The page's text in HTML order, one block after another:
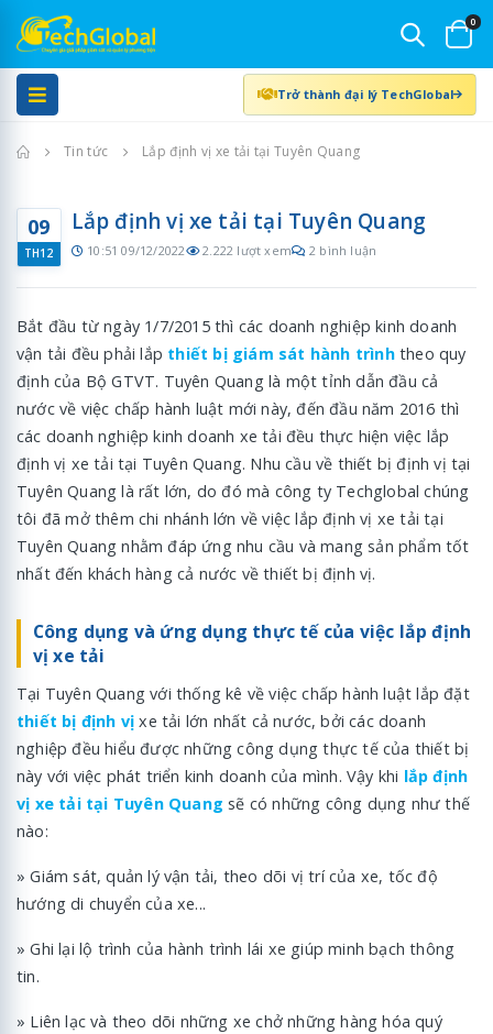
0
Trở thành đại lý TechGlobal
Trang chủ
Tin tức Lắp định vị xe tải tại Tuyên Quang
09
TH12
Lắp định vị xe tải tại Tuyên Quang
10:51 09/12/2022 2.222 lượt xem 2 bình luận
Bắt đầu từ ngày 1/7/2015 thì các doanh nghiệp kinh doanh
vận tải đều phải lắp thiết bị giám sát hành trìnhtheo quy
định của Bộ GTVT. Tuyên Quang là một tỉnh dẫn đầu cả
nước về việc chấp hành luật mới này, đến đầu năm 2016 thì
các doanh nghiệp kinh doanh xe tải đều thực hiện việc lắp
định vị xe tải tại Tuyên Quang. Nhu cầu về thiết bị định vị tại
Tuyên Quang là rất lớn, do đó mà công ty Techglobal chúng
tôi đã mở thêm chi nhánh lớn về việc lắp định vị xe tải tại
Tuyên Quang nhằm đáp ứng nhu cầu và mang sản phẩm tốt
nhất đến khách hàng cả nước về thiết bị định vị.
Công dụng và ứng dụng thực tế của việc lắp định
vị xe tải
Tại Tuyên Quang với thống kê về việc chấp hành luật lắp đặt
thiết bị định vị xe tải lớn nhất cả nước, bởi các doanh
nghiệp đều hiểu được những công dụng thực tế của thiết bị
này với việc phát triển kinh doanh của mình. Vậy khi lắp định
vị xe tải tại Tuyên Quang sẽ có những công dụng như thế
nào:
» Giám sát, quản lý vận tải, theo dõi vị trí của xe, tốc độ
hướng di chuyển của xe...
» Ghi lại lộ trình của hành trình lái xe giúp minh bạch thông
tin.
» Liên lạc và theo dõi những xe chở những hàng hóa quý